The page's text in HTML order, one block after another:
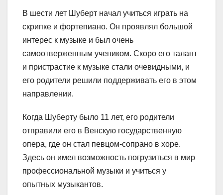
В шести лет Шуберт начал учиться играть на
скрипке и фортепиано. Он проявлял большой
интерес к музыке и был очень
самоотверженным учеником. Скоро его талант
и пристрастие к музыке стали очевидными, и
его родители решили поддерживать его в этом
направлении.
Когда Шуберту было 11 лет, его родители
отправили его в Венскую государственную
опера, где он стал певцом-сопрано в хоре.
Здесь он имел возможность погрузиться в мир
профессиональной музыки и учиться у
опытных музыкантов.